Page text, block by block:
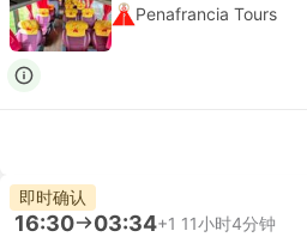
Penafrancia Tours
即时确认
16:30 03:34+1 11小时4分钟